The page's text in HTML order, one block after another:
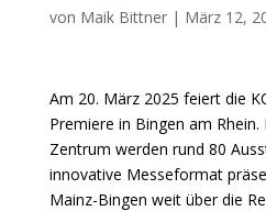
von Maik Bittner| März 12,
Am 20. März 2025 feiert die
Premiere in Bingen am
Zentrum werden rund 80
innovative Messeformat
Mainz-Bingen weit über die